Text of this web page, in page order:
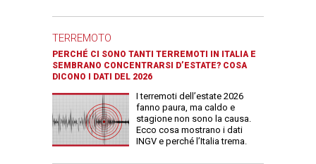
TERREMOTO
PERCHÉ CI SONO TANTI TERREMOTI IN ITALIA E
SEMBRANO CONCENTRARSI D’ESTATE? COSA
DICONO I DATI DEL 2026
I terremoti dell’estate 2026
fanno paura, ma caldo e
stagione non sono la causa.
Ecco cosa mostrano i dati
INGV e perché l’Italia trema.